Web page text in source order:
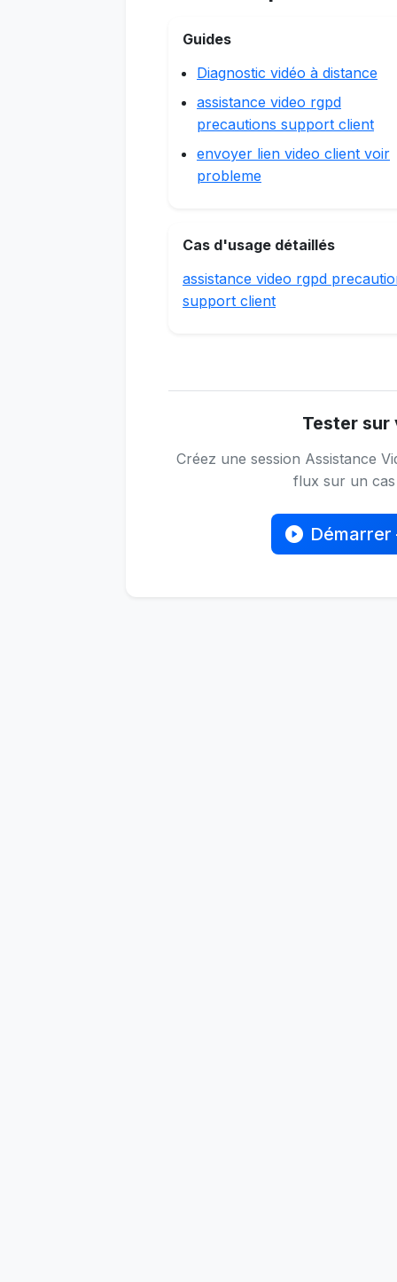
Guides
Diagnostic vidéo à distance
assistance video rgpd
precautions support client
envoyer lien video client voir
probleme
Cas d'usage détaillés
assistance video rgpd
support client
Tester sur
Créez une session Assistance
flux sur un